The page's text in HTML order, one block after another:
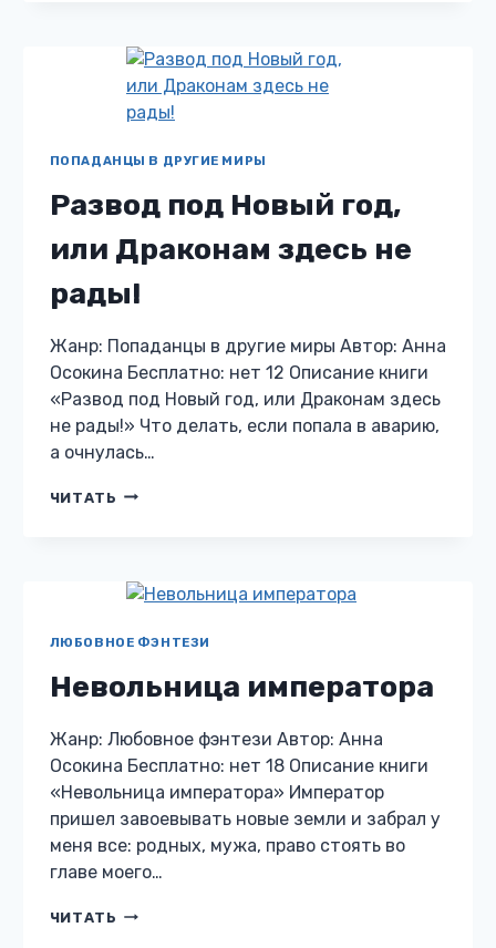
МОЕ
СЕРДЦЕ
ПОПАДАНЦЫ В ДРУГИЕ МИРЫ
Развод под Новый год,
или Драконам здесь не
рады!
Жанр: Попаданцы в другие миры Автор: Анна
Осокина Бесплатно: нет 12 Описание книги
«Развод под Новый год, или Драконам здесь
не рады!» Что делать, если попала в аварию,
а очнулась…
ЧИТАТЬ РАЗВОД
ИЛИ
ДРАКОНАМ
НЕ
ЛЮБОВНОЕ ФЭНТЕЗИ
Невольница императора
Жанр: Любовное фэнтези Автор: Анна
Осокина Бесплатно: нет 18 Описание книги
«Невольница императора» Император
пришел завоевывать новые земли и забрал у
меня все: родных, мужа, право стоять во
главе моего…
ЧИТАТЬ НЕВОЛЬНИЦА